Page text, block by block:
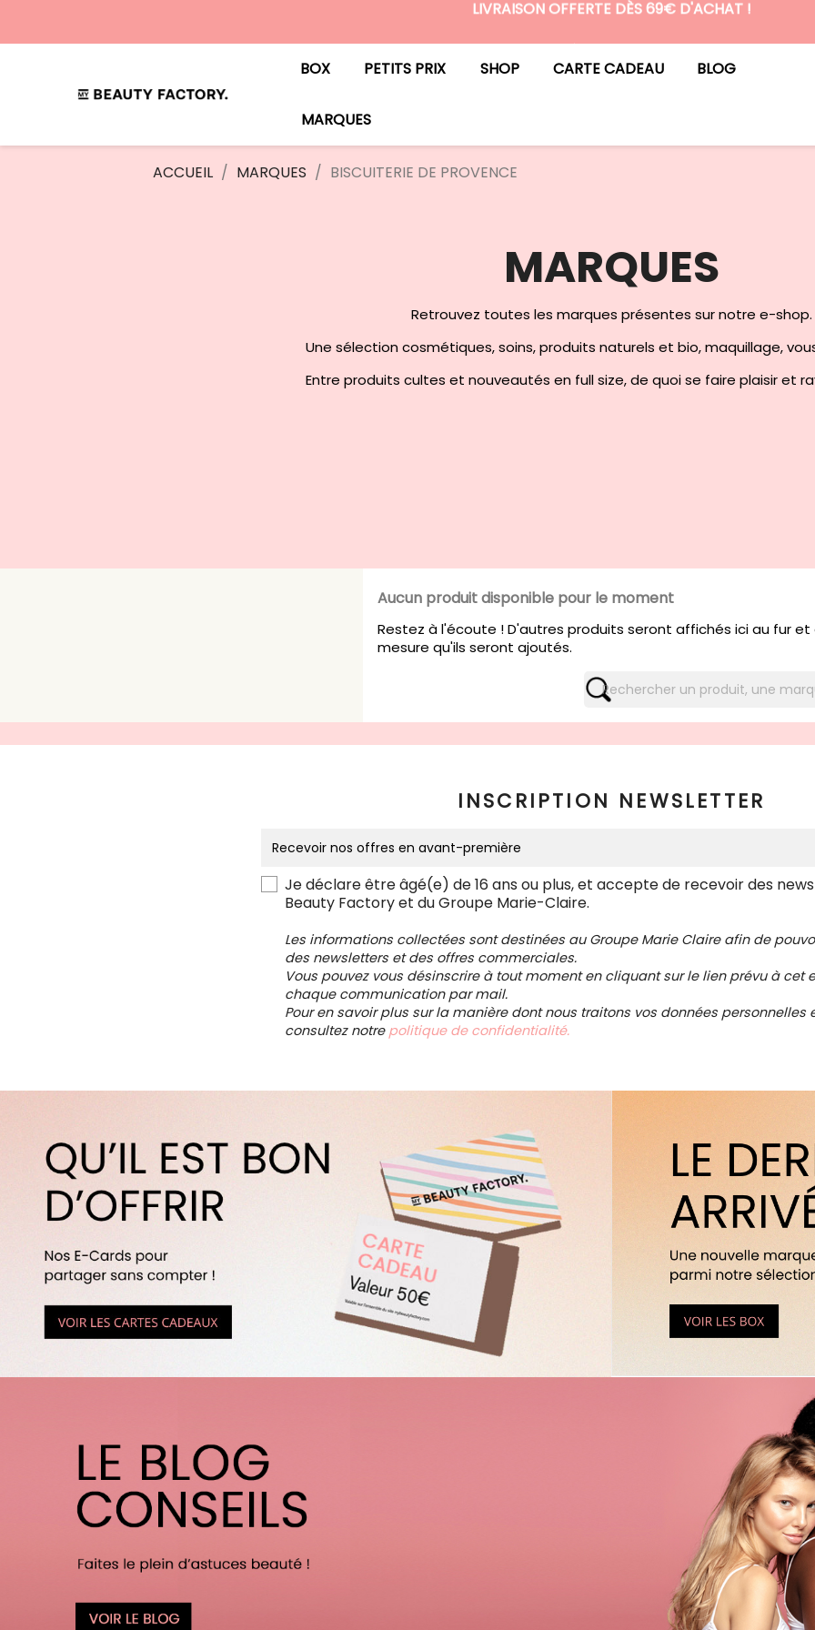
LIVRAISON OFFERTE DÈS 69€ D'ACHAT !
BOX PETITS PRIX SHOP CARTE CADEAU BLOG
MARQUES
ACCUEIL MARQUES BISCUITERIE DE PROVENCE
MARQUES
Retrouvez toutes les marques présentes sur notre e-shop.
Une sélection cosmétiques, soins, produits naturels et bio, maquillage,
Entre produits cultes et nouveautés en full size, de quoi se faire plaisir et
Aucun produit disponible pour le moment
Restez à l'écoute ! D'autres produits seront affichés ici au fur et
mesure qu'ils seront ajoutés.
INSCRIPTION NEWSLETTER
Je déclare être âgé(e) de 16 ans ou plus, et accepte de recevoir des
Beauty Factory et du Groupe Marie-Claire.
Les informations collectées sont destinées au Groupe Marie Claire afin de
des newsletters et des offres commerciales.
Vous pouvez vous désinscrire à tout moment en cliquant sur le lien prévu à cet
chaque communication par mail.
Pour en savoir plus sur la manière dont nous traitons vos données personnelles
consultez notre politique de confidentialité.